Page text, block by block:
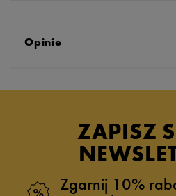
Opinie
ZAPISZ
Zgarnij 10%